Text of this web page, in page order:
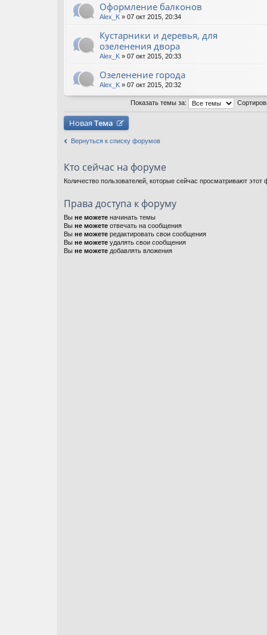
Оформление балконов
Alex_K » 07 окт 2015, 20:34
Кустарники и деревья, для
озеленения двора
Alex_K » 07 окт 2015, 20:33
Озеленение города
Alex_K » 07 окт 2015, 20:32
Показать темы за:
Новая Тема
Вернуться к списку форумов
Кто сейчас на форуме
Количество пользователей, которые сейчас просматривают
Права доступа к форуму
Вы не можете начинать темы
Вы не можете отвечать на сообщения
Вы не можете редактировать свои сообщения
Вы не можете удалять свои сообщения
Вы не можете добавлять вложения